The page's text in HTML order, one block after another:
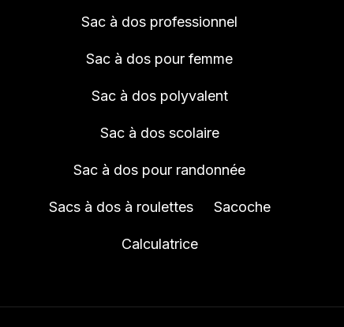
Sac à dos professionnel
Sac à dos pour femme
Sac à dos polyvalent
Sac à dos scolaire
Sac à dos pour randonnée
Sacs à dos à roulettes Sacoche
Calculatrice